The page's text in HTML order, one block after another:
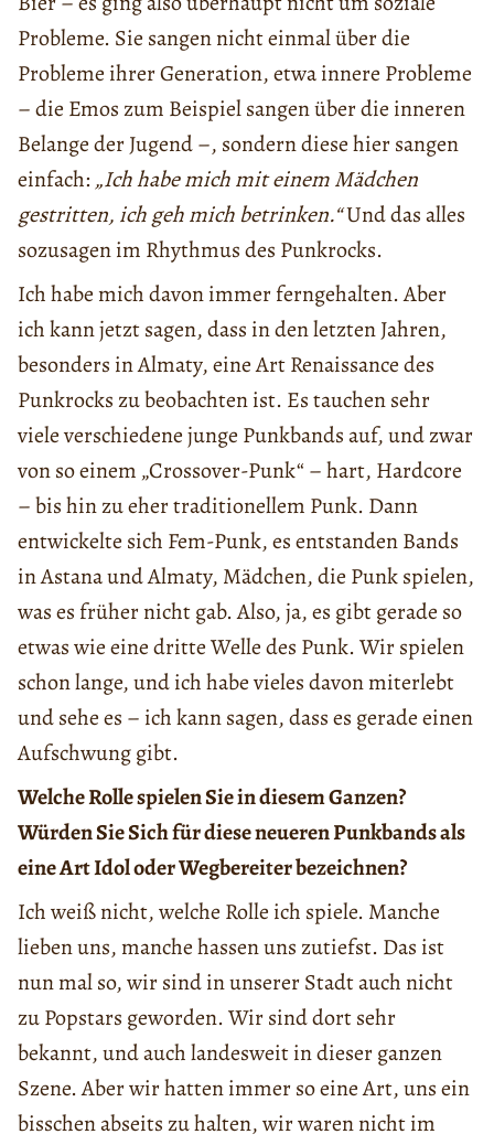
Probleme. Sie sangen nicht einmal über die
Probleme ihrer Generation, etwa innere Probleme
– die Emos zum Beispiel sangen über die inneren
Belange der Jugend –, sondern diese hier sangen
einfach: „Ich habe mich mit einem Mädchen
gestritten, ich geh mich betrinken.“Und das alles
sozusagen im Rhythmus des Punkrocks.
Ich habe mich davon immer ferngehalten. Aber
ich kann jetzt sagen, dass in den letzten Jahren,
besonders in Almaty, eine Art Renaissance des
Punkrocks zu beobachten ist. Es tauchen sehr
viele verschiedene junge Punkbands auf, und zwar
von so einem „Crossover-Punk“ – hart, Hardcore
– bis hin zu eher traditionellem Punk. Dann
entwickelte sich Fem-Punk, es entstanden Bands
in Astana und Almaty, Mädchen, die Punk spielen,
was es früher nicht gab. Also, ja, es gibt gerade so
etwas wie eine dritte Welle des Punk. Wir spielen
schon lange, und ich habe vieles davon miterlebt
und sehe es – ich kann sagen, dass es gerade einen
Aufschwung gibt.
Welche Rolle spielen Sie in diesem Ganzen?
Würden Sie Sich für diese neueren Punkbands als
eine Art Idol oder Wegbereiter bezeichnen?
Ich weiß nicht, welche Rolle ich spiele. Manche
lieben uns, manche hassen uns zutiefst. Das ist
nun mal so, wir sind in unserer Stadt auch nicht
zu Popstars geworden. Wir sind dort sehr
bekannt, und auch landesweit in dieser ganzen
Szene. Aber wir hatten immer so eine Art, uns ein
bisschen abseits zu halten, wir waren nicht im